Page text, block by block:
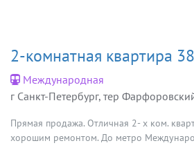
2-комнатная квартира
Международная
г Санкт-Петербург, тер
Прямая продажа. Отличная 2- х ком.
хорошим ремонтом. До метро